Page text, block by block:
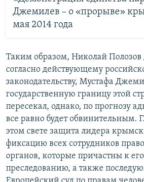
Джемилев – о «прорыве»
мая 2014 года
Таким образом, Николай Полозов
согласно действующему
законодательству, Мустафа
государственную границу этой
пересекал, однако, по прогнозу
все равно будет обвинительным.
этом свете защита лидера
фиксацию всех сотрудников
органов, которые причастны к
преследованию, а также